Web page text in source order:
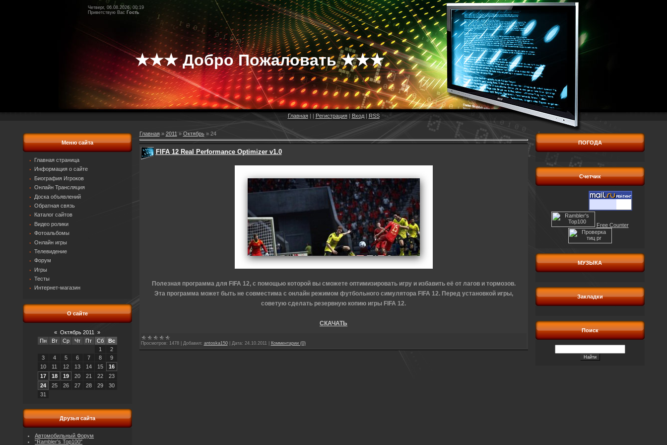
Четверг, 06.08.2026, 00:19
Приветствую Вас Гость
★★★ Добро Пожаловать ★★★
Главная| | Регистрация| Вход| RSS
Меню сайта
Главная страница
Информация о сайте
Биография Игроков
Онлайн Трансляция
Доска объявлений
Обратная связь
Каталог сайтов
Видео ролики
Фотоальбомы
Онлайн игры
Телевидение
Форум
Игры
Тесты
Интернет-магазин
О сайте
« Октябрь 2011
»
Пн
Вт Ср Чт Пт Сб
Вс
1
2
3
4 5 6 7 8
9
10
11 12 13 14 15
16
17
18 19 20 21 22
23
24
25 26 27 28 29
30
31
Друзья сайта
Автомобильный Форум
"Rambler's Top100"
Главная» 2011 » Октябрь » 24
FIFA 12 Real Performance Optimizer v1.0
Полезная программа для FIFA 12, с помощью которой вы сможете оптимизировать игру и избавить её от лагов и тормозов.
Эта программа может быть не совместима с онлайн режимом футбольного симулятора FIFA 12. Перед установкой игры,
советую сделать резервную копию игры FIFA 12.
СКАЧАТЬ
Просмотров: 1478 Добавил: antoska150 Дата: 24.10.2011 Комментарии (0)
ПОГОДА
Счетчик
Free Counter
МУЗЫКА
Закладки
Поиск